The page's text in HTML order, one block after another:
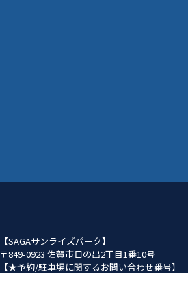
【SAGAサンライズパーク】
〒849-0923 佐賀市日の出2丁目1番10号
【★予約/駐車場に関するお問い合わせ番号】